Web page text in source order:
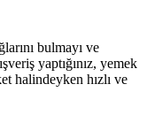
bulmayı ve
yaptığınız, yemek
halindeyken hızlı ve